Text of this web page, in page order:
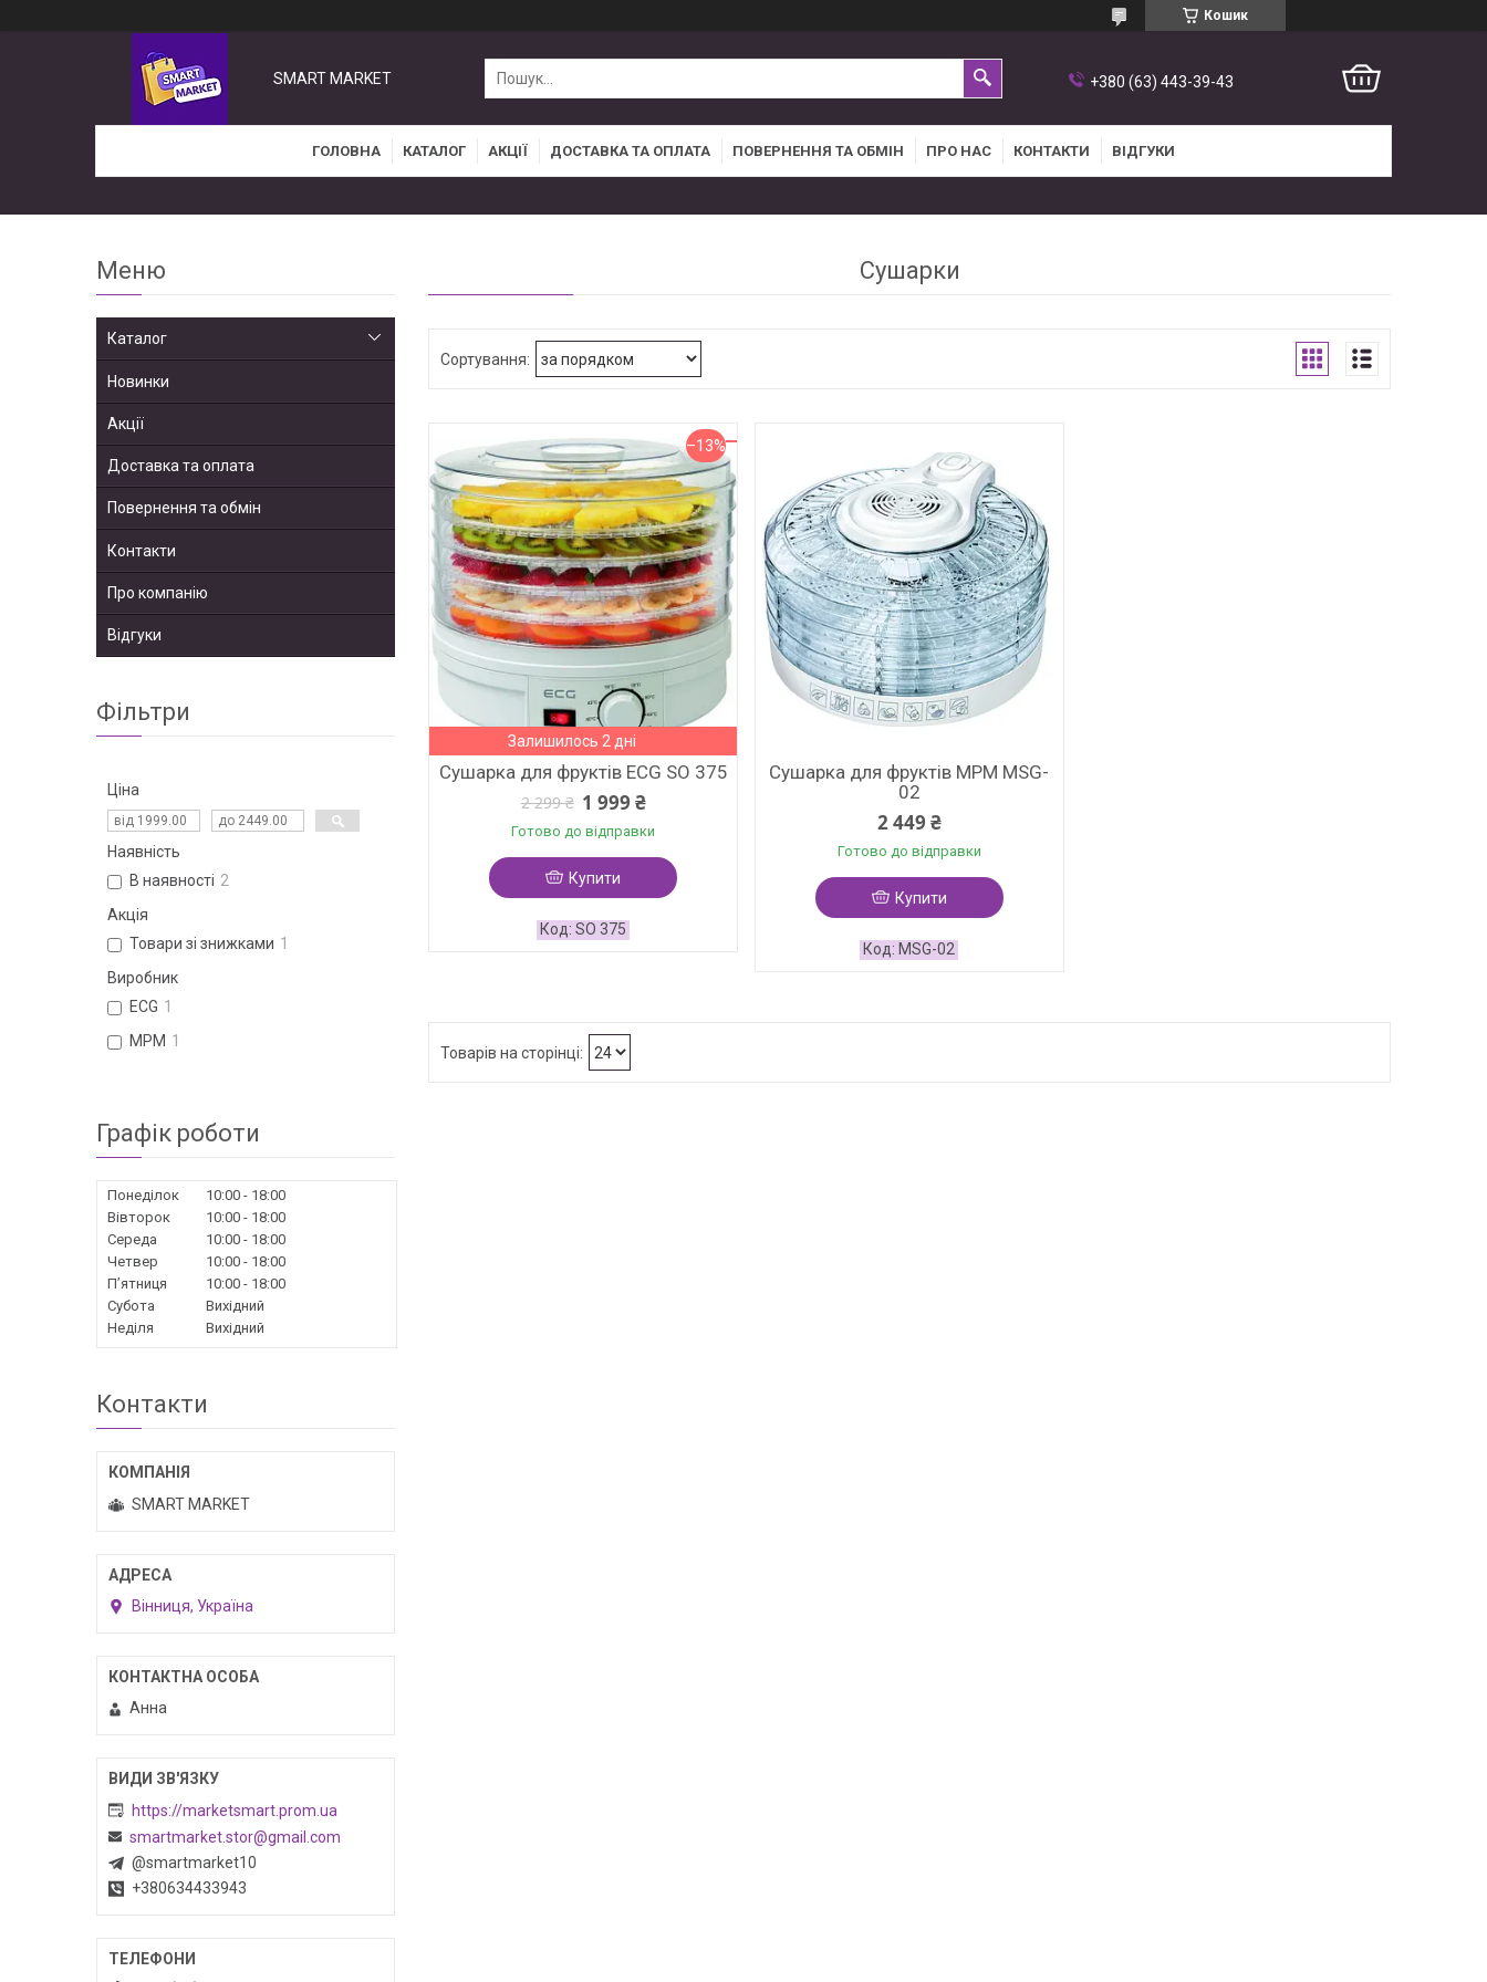
Кошик
SMART MARKET +380 (63) 443-39-43
ГОЛОВНА КАТАЛОГ АКЦІЇ ДОСТАВКА ТА ОПЛАТА ПОВЕРНЕННЯ ТА ОБМІН ПРО НАС КОНТАКТИ ВІДГУКИ
Сушарки
–13%
Залишилось 2 дні
Сушарка для фруктів ECG SO 375
2 299 ₴ 1 999 ₴
Готово до відправки
Купити
SO 375
Сушарка для фруктів MPM MSG-
02
2 449 ₴
Готово до відправки
Купити
MSG-02
Каталог
Новинки
Акції
Доставка та оплата
Повернення та обмін
Контакти
Про компанію
Відгуки
Фільтри
Ціна
Наявність
В наявності 2
Акція
Товари зі знижками 1
Виробник
ECG 1
MPM 1
Графік роботи
Понеділок 10:00
18:00
Вівторок
10:00
18:00
Середа
10:00
18:00
Четвер
10:00
18:00
Пʼятниця
10:00
18:00
Субота
Вихідний
Неділя
Вихідний
Контакти
SMART MARKET
Вінниця, Україна
Анна
https://marketsmart.prom.ua
smartmarket.stor@gmail.com
@smartmarket10
+380634433943